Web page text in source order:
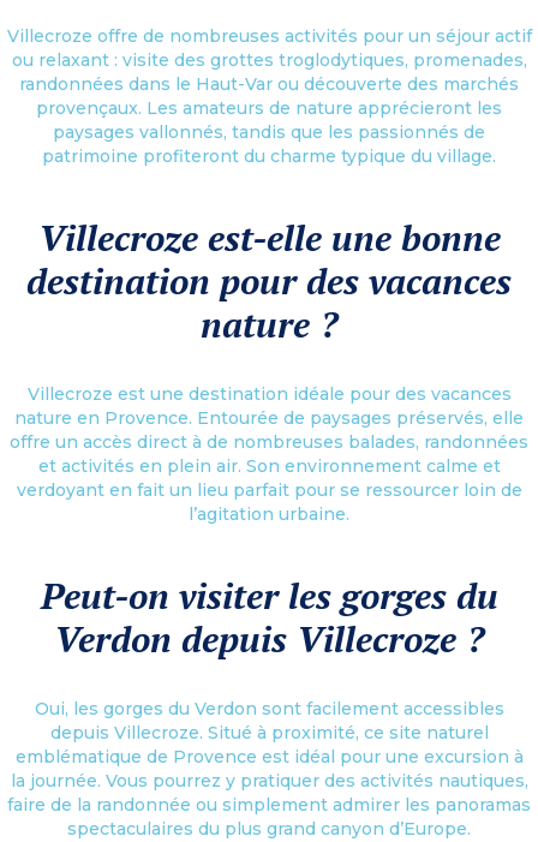
Villecroze offre de nombreuses activités pour un séjour actif
ou relaxant : visite des grottes troglodytiques, promenades,
randonnées dans le Haut-Var ou découverte des marchés
provençaux. Les amateurs de nature apprécieront les
paysages vallonnés, tandis que les passionnés de
patrimoine profiteront du charme typique du village.
Villecroze est-elle une bonne
destination pour des vacances
nature ?
Villecroze est une destination idéale pour des vacances
nature en Provence. Entourée de paysages préservés, elle
offre un accès direct à de nombreuses balades, randonnées
et activités en plein air. Son environnement calme et
verdoyant en fait un lieu parfait pour se ressourcer loin de
l’agitation urbaine.
Peut-on visiter les gorges du
Verdon depuis Villecroze ?
Oui, les gorges du Verdon sont facilement accessibles
depuis Villecroze. Situé à proximité, ce site naturel
emblématique de Provence est idéal pour une excursion à
la journée. Vous pourrez y pratiquer des activités nautiques,
faire de la randonnée ou simplement admirer les panoramas
spectaculaires du plus grand canyon d’Europe.